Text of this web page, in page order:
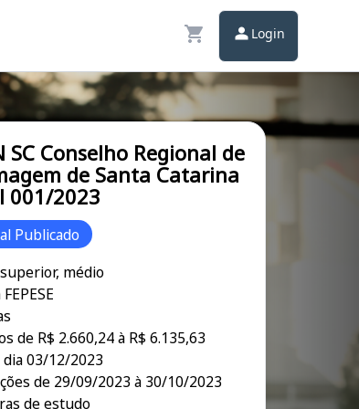
Login
SC Conselho Regional de
de Santa Catarina
001/2023
Publicado
médio
de R$ 2.660,24 à R$ 6.135,63
dia 03/12/2023
de 29/09/2023 à 30/10/2023
de estudo